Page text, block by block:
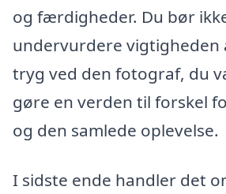
og færdigheder. Du bør
undervurdere vigtigheden
tryg ved den fotograf, du
gøre en verden til forskel
og den samlede oplevelse.
I sidste ende handler det